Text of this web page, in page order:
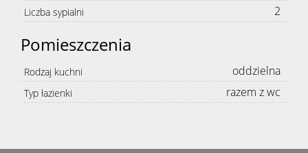
Liczba sypialni 2
Pomieszczenia
Rodzaj kuchni oddzielna
Typ łazienki razem z wc